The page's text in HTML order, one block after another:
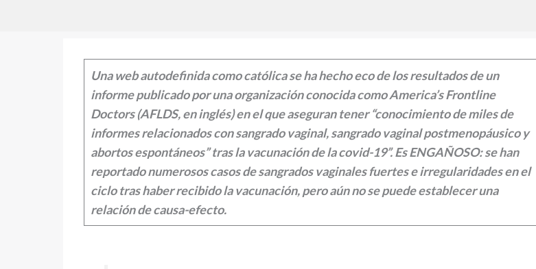
Una web autodefinida como católica se ha hecho eco de los resultados de un
informe publicado por una organización conocida como America’s Frontline
Doctors (AFLDS, en inglés) en el que aseguran tener “conocimiento de miles de
informes relacionados con sangrado vaginal, sangrado vaginal postmenopáusico y
abortos espontáneos” tras la vacunación de la covid-19”. Es ENGAÑOSO: se han
reportado numerosos casos de sangrados vaginales fuertes e irregularidades en el
ciclo tras haber recibido la vacunación, pero aún no se puede establecer una
relación de causa-efecto.